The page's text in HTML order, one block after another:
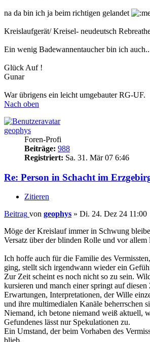
na da bin ich ja beim richtigen gelandet
Kreislaufgerät/ Kreisel- neudeutsch
Ein wenig Badewannentaucher bin ich
Glück Auf !
Gunar
War übrigens ein leicht umgebauter RG-UF.
Nach oben
geophys
Foren-Profi
Beiträge: 988
Registriert: Sa. 31. Mär 07 6:46
Re: Person in Schacht im
Zitieren
Beitrag von geophys » Di. 24. Dez 24 11:00
Möge der Kreislauf immer in Schwung
Versatz über der blinden Rolle und vor allem
Ich hoffe auch für die Familie des
ging, stellt sich irgendwann wieder ein
Zur Zeit scheint es noch nicht so zu sein.
kursieren und manch einer springt auf
Erwartungen, Interpretationen, der Wille
und ihre multimedialen Kanäle beherrschen
Niemand, ich betone niemand weiß aktuell,
Gefundenes lässt nur Spekulationen zu.
Ein Umstand, der beim Vorhaben des